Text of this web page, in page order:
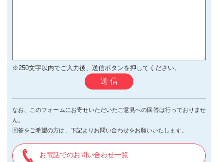
※250文字以内でご入力後、送信ボタンを押してください。
送 信
なお、このフォームにお寄せいただいたご意見への回答は行っておりませ
ん。
回答をご希望の方は、下記よりお問い合わせをお願いいたします。
お電話でのお問い合わせ一覧